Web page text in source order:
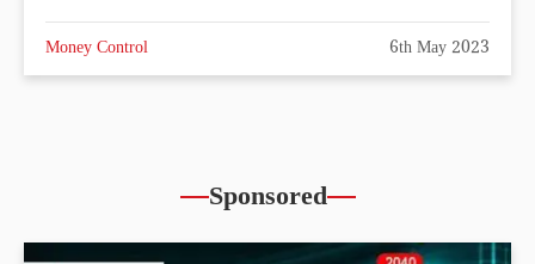
Money Control 6th May 2023
Sponsored